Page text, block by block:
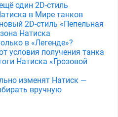
один 2D-стиль
в Мире танков
2D-стиль «Пепельная
Натиска
в «Легенде»?
условия получения танка
Натиска «Грозовой
изменят Натиск —
вручную